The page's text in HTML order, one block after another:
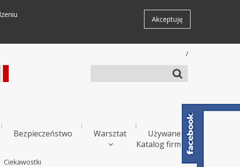
Akceptuję
/
Bezpieczeństwo Warsztat
Używane
Katalog firm
Ciekawostki